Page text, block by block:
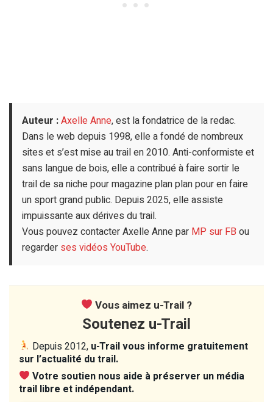
Auteur :Axelle Anne, est la fondatrice de la redac.
Dans le web depuis 1998, elle a fondé de nombreux
sites et s’est mise au trail en 2010. Anti-conformiste et
sans langue de bois, elle a contribué à faire sortir le
trail de sa niche pour magazine plan plan pour en faire
un sport grand public. Depuis 2025, elle assiste
impuissante aux dérives du trail.
Vous pouvez contacter Axelle Anne par MP sur FB ou
regarder ses vidéos YouTube.
Vous aimez u-Trail ?
Soutenez u-Trail
Depuis 2012, u-Trail vous informe gratuitement
sur l’actualité du trail.
Votre soutien nous aide à préserver un média
trail libre et indépendant.